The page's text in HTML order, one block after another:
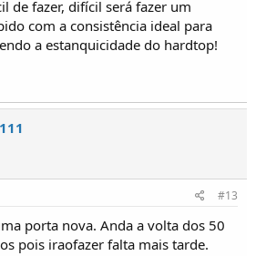
de fazer, difícil será fazer um
com a consistência ideal para
a estanquicidade do hardtop!
#13
porta nova. Anda a volta dos 50
pois iraofazer falta mais tarde.